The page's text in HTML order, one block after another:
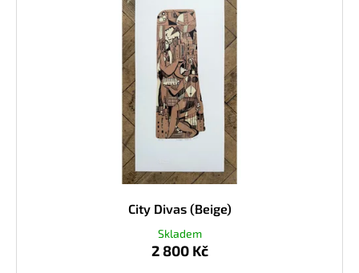
City Divas (Beige)
Skladem
2 800 Kč